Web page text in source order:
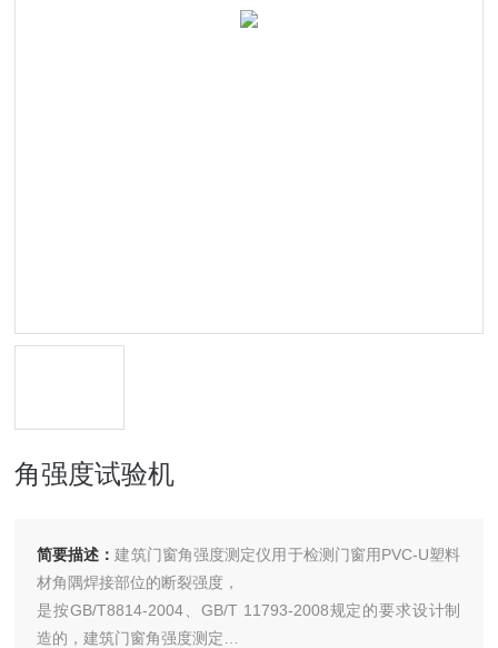
角强度试验机
简要描述：建筑门窗角强度测定仪用于检测门窗用PVC-U塑料
材角隅焊接部位的断裂强度，
是按GB/T8814-2004、GB/T 11793-2008规定的要求设计制
造的，建筑门窗角强度测定